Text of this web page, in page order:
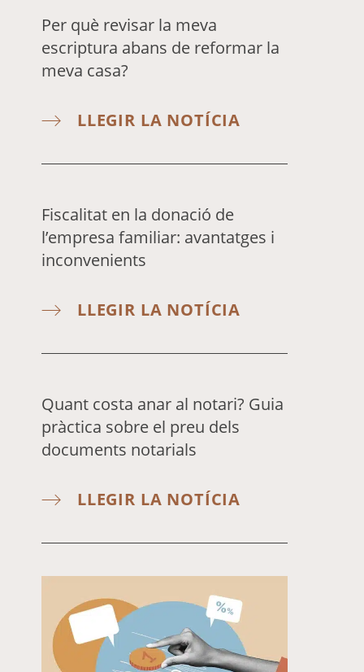
Per què revisar la meva
escriptura abans de reformar la
meva casa?
LLEGIR LA NOTÍCIA
Fiscalitat en la donació de
l’empresa familiar: avantatges i
inconvenients
LLEGIR LA NOTÍCIA
Quant costa anar al notari? Guia
pràctica sobre el preu dels
documents notarials
LLEGIR LA NOTÍCIA